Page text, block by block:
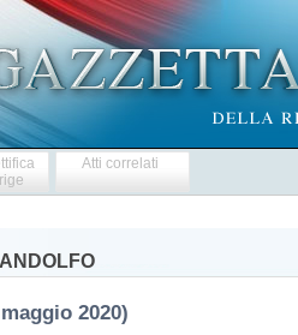
Atti correlati
2020)